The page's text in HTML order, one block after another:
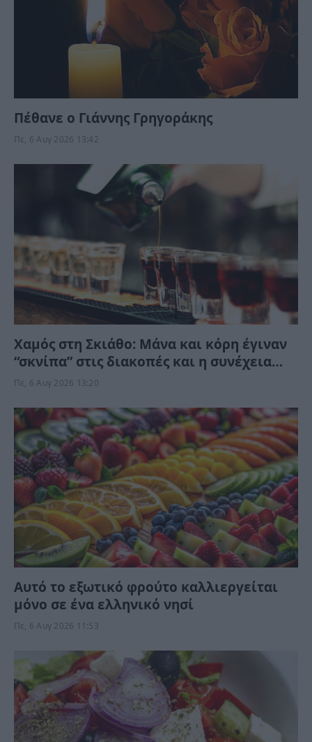
Πέθανε ο Γιάννης Γρηγοράκης
Πε, 6 Αυγ 2026 13:42
Χαμός στη Σκιάθο: Μάνα και κόρη έγιναν
“σκνίπα” στις διακοπές και η συνέχεια
δεν περιγράφεται
Πε, 6 Αυγ 2026 13:20
Αυτό το εξωτικό φρούτο καλλιεργείται
μόνο σε ένα ελληνικό νησί
Πε, 6 Αυγ 2026 11:53